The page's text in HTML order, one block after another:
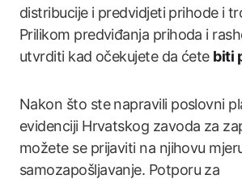
distribucije i predvidjeti prihode i
Prilikom predviđanja prihoda i
utvrditi kad očekujete da ćete biti
Nakon što ste napravili poslovni
evidenciji Hrvatskog zavoda za
možete se prijaviti na njihovu
samozapošljavanje. Potporu za